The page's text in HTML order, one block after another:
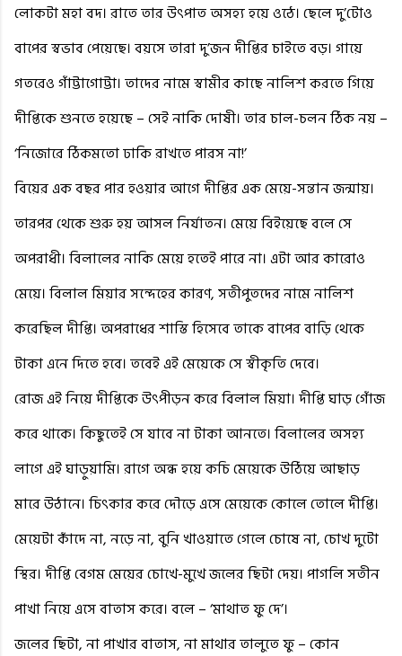
লোকটা মহা বদ। রাতে তার উৎপাত অসহ্য হয়ে ওঠে। ছেলে দু’টোও
বাপের স্বভাব পেয়েছে। বয়সে তারা দু’জন দীপ্তির চাইতে বড়। গায়ে
গতরেও গাঁট্টাগোট্টা। তাদের নামে স্বামীর কাছে নালিশ করতে গিয়ে
দীপ্তিকে শুনতে হয়েছে – সেই নাকি দোষী। তার চাল-চলন ঠিক নয় –
‘নিজোরে ঠিকমতো ঢাকি রাখতে পারস না!’
বিয়ের এক বছর পার হওয়ার আগে দীপ্তির এক মেয়ে-সন্তান জন্মায়।
তারপর থেকে শুরু হয় আসল নির্যাতন। মেয়ে বিইয়েছে বলে সে
অপরাধী। বিলালের নাকি মেয়ে হতেই পারে না। এটা আর কারোও
মেয়ে। বিলাল মিয়ার সন্দেহের কারণ, সতীপুতদের নামে নালিশ
করেছিল দীপ্তি। অপরাধের শাস্তি হিসেবে তাকে বাপের বাড়ি থেকে
টাকা এনে দিতে হবে। তবেই এই মেয়েকে সে স্বীকৃতি দেবে।
রোজ এই নিয়ে দীপ্তিকে উৎপীড়ন করে বিলাল মিয়া। দীপ্তি ঘাড় গোঁজ
করে থাকে। কিছুতেই সে যাবে না টাকা আনতে। বিলালের অসহ্য
লাগে এই ঘাড়ুয়ামি। রাগে অন্ধ হয়ে কচি মেয়েকে উঠিয়ে আছাড়
মারে উঠানে। চিৎকার করে দৌড়ে এসে মেয়েকে কোলে তোলে দীপ্তি।
মেয়েটা কাঁদে না, নড়ে না, বুনি খাওয়াতে গেলে চোষে না, চোখ দুটো
স্থির। দীপ্তি বেগম মেয়ের চোখে-মুখে জলের ছিটা দেয়। পাগলি সতীন
পাখা নিয়ে এসে বাতাস করে। বলে – ‘মাথাত ফু দে’।
জলের ছিটা, না পাখার বাতাস, না মাথার তালুতে ফু – কোন